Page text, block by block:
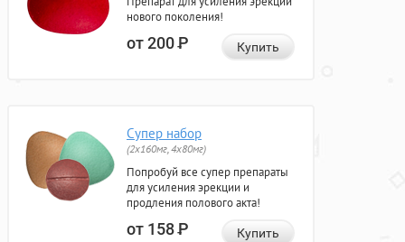
нового поколения!
от 200Р Купить
Супер набор
(2х160мг, 4х80мг)
Попробуй все супер препараты
для усиления эрекции и
продления полового акта!
от 158Р Купить